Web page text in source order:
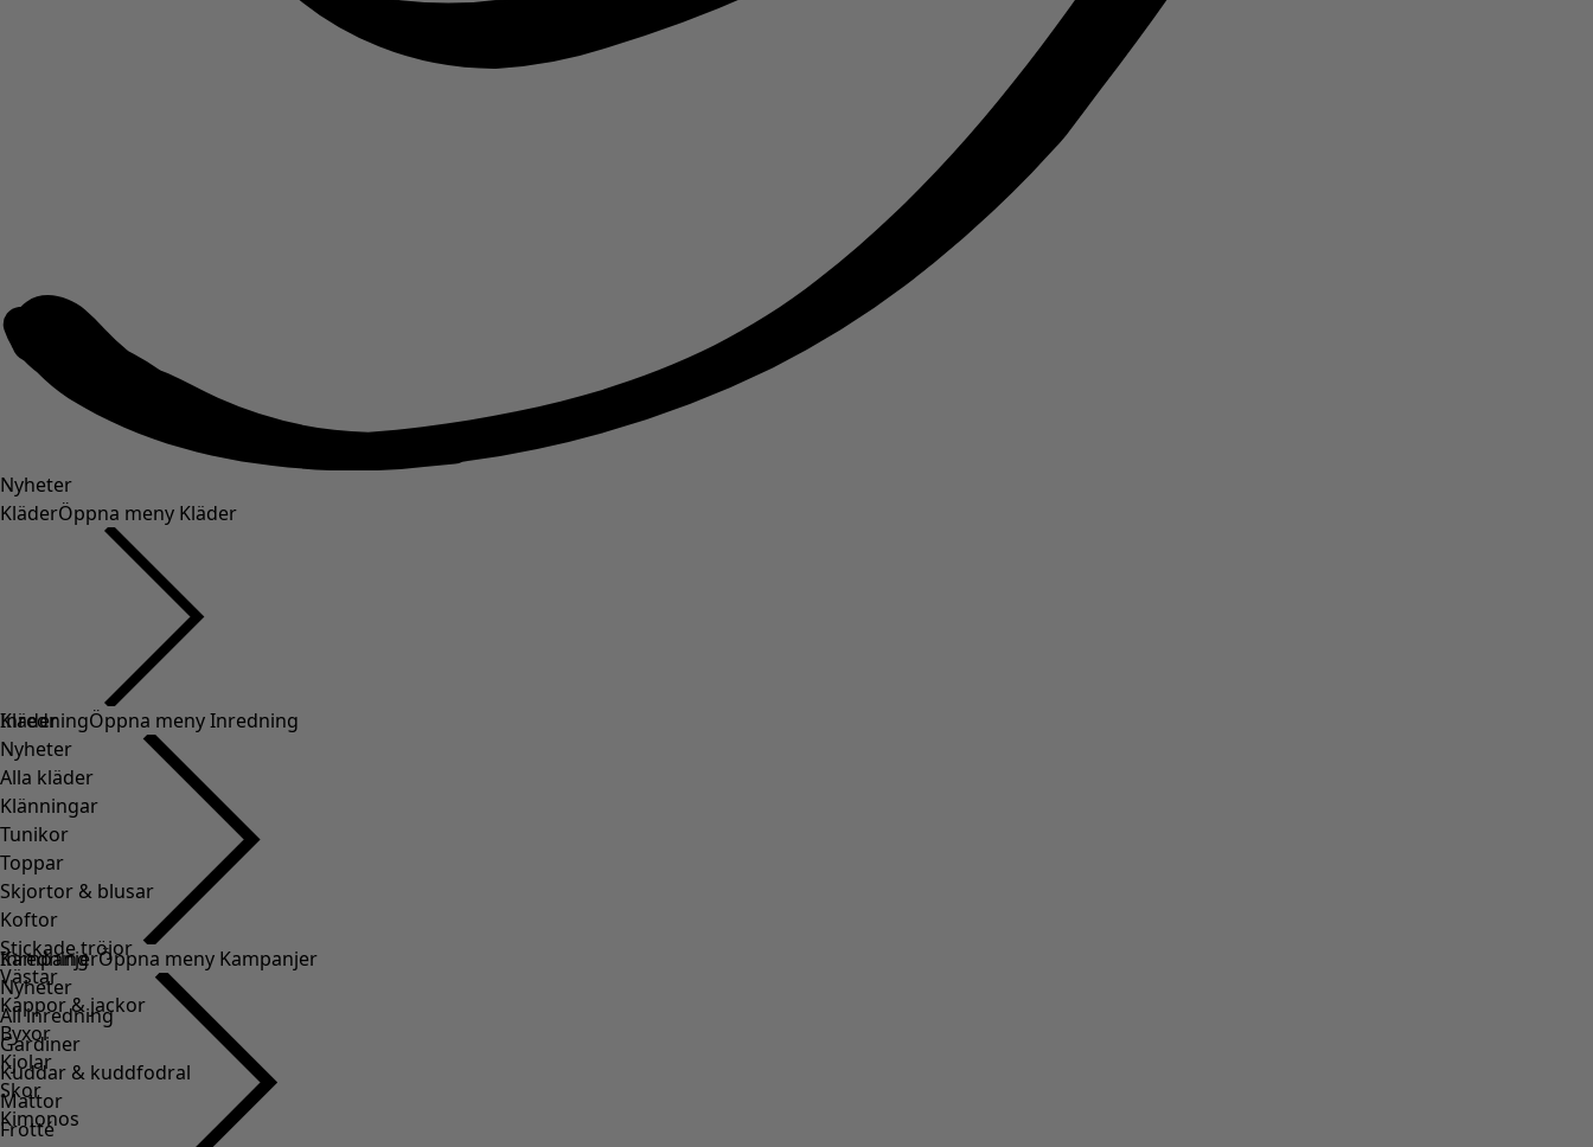
Nyheter
KläderÖppna meny Kläder
Kläder
Nyheter
Alla kläder
Klänningar
Tunikor
Toppar
Skjortor & blusar
Koftor
Stickade tröjor
Västar
Kappor & jackor
Byxor
Kjolar
Skor
Kimonos
InredningÖppna meny Inredning
Inredning
Nyheter
All inredning
Gardiner
Kuddar & kuddfodral
Mattor
Frotté
KampanjerÖppna meny Kampanjer